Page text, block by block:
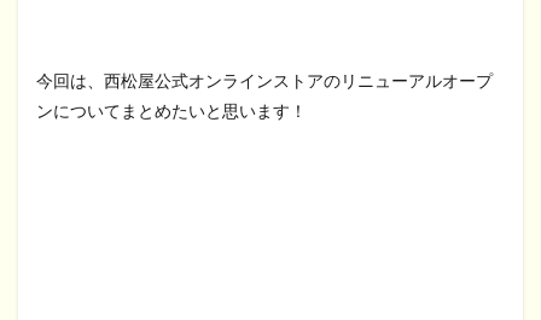
今回は、西松屋公式オンラインストアのリニューアルオープ
ンについてまとめたいと思います！